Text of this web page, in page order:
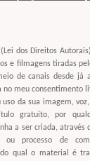
dos Direitos
e filmagens tiradas
de canais desde já
meu consentimento
da sua imagem,
gratuito, por
a ser criada, através
processo de
qual o material é